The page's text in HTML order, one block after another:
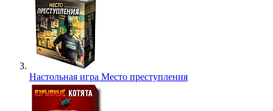
Настольная игра Место преступления